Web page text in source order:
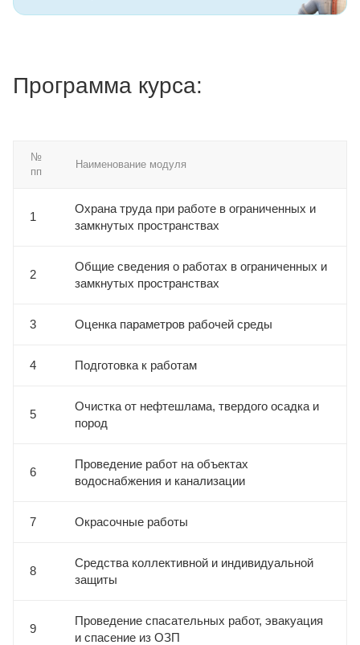
Программа курса:
№
пп
Наименование модуля
1
Охрана труда при работе в ограниченных и
замкнутых пространствах
2
Общие сведения о работах в ограниченных и
замкнутых пространствах
3 Оценка параметров рабочей среды
4 Подготовка к работам
5
Очистка от нефтешлама, твердого осадка и
пород
6
Проведение работ на объектах
водоснабжения и канализации
7 Окрасочные работы
8
Средства коллективной и индивидуальной
защиты
9
Проведение спасательных работ, эвакуация
и спасение из ОЗП